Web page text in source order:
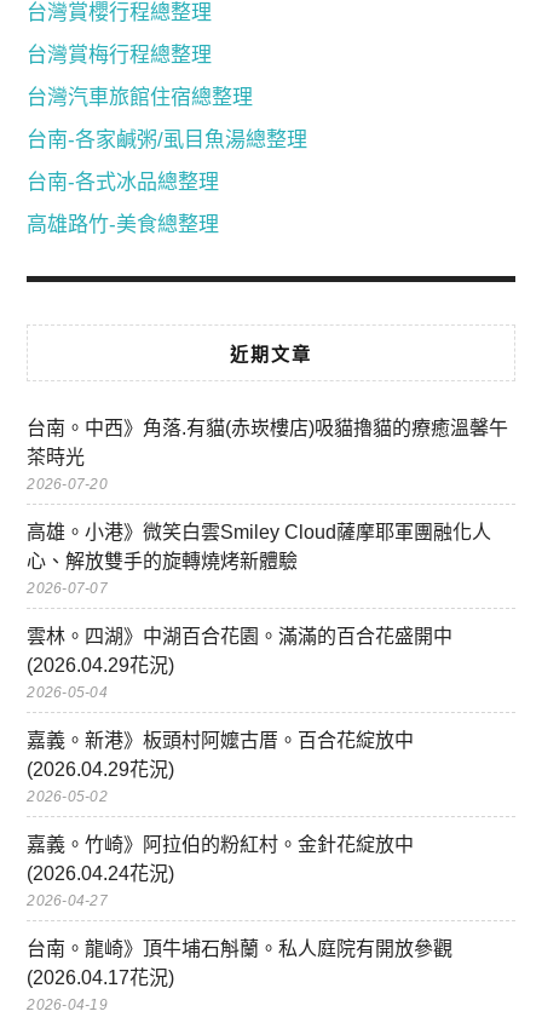
台灣賞櫻行程總整理
台灣賞梅行程總整理
台灣汽車旅館住宿總整理
台南-各家鹹粥/虱目魚湯總整理
台南-各式冰品總整理
高雄路竹-美食總整理
近期文章
台南。中西》角落.有貓(赤崁樓店)吸貓擼貓的療癒溫馨午
茶時光
2026-07-20
高雄。小港》微笑白雲Smiley Cloud薩摩耶軍團融化人
心、解放雙手的旋轉燒烤新體驗
2026-07-07
雲林。四湖》中湖百合花園。滿滿的百合花盛開中
(2026.04.29花況)
2026-05-04
嘉義。新港》板頭村阿嬤古厝。百合花綻放中
(2026.04.29花況)
2026-05-02
嘉義。竹崎》阿拉伯的粉紅村。金針花綻放中
(2026.04.24花況)
2026-04-27
台南。龍崎》頂牛埔石斛蘭。私人庭院有開放參觀
(2026.04.17花況)
2026-04-19